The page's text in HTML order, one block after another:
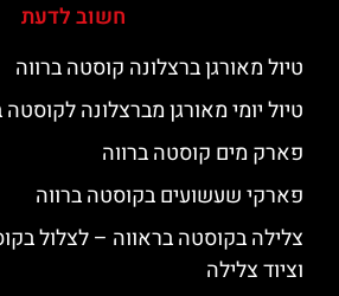
חשוב לדעת
טיול מאורגן ברצלונה קוסטה ברווה
טיול יומי מאורגן מברצלונה לקוסטה
פארק מים קוסטה ברווה
פארקי שעשועים בקוסטה ברווה
צלילה בקוסטה בראווה – לצלול
וציוד צלילה